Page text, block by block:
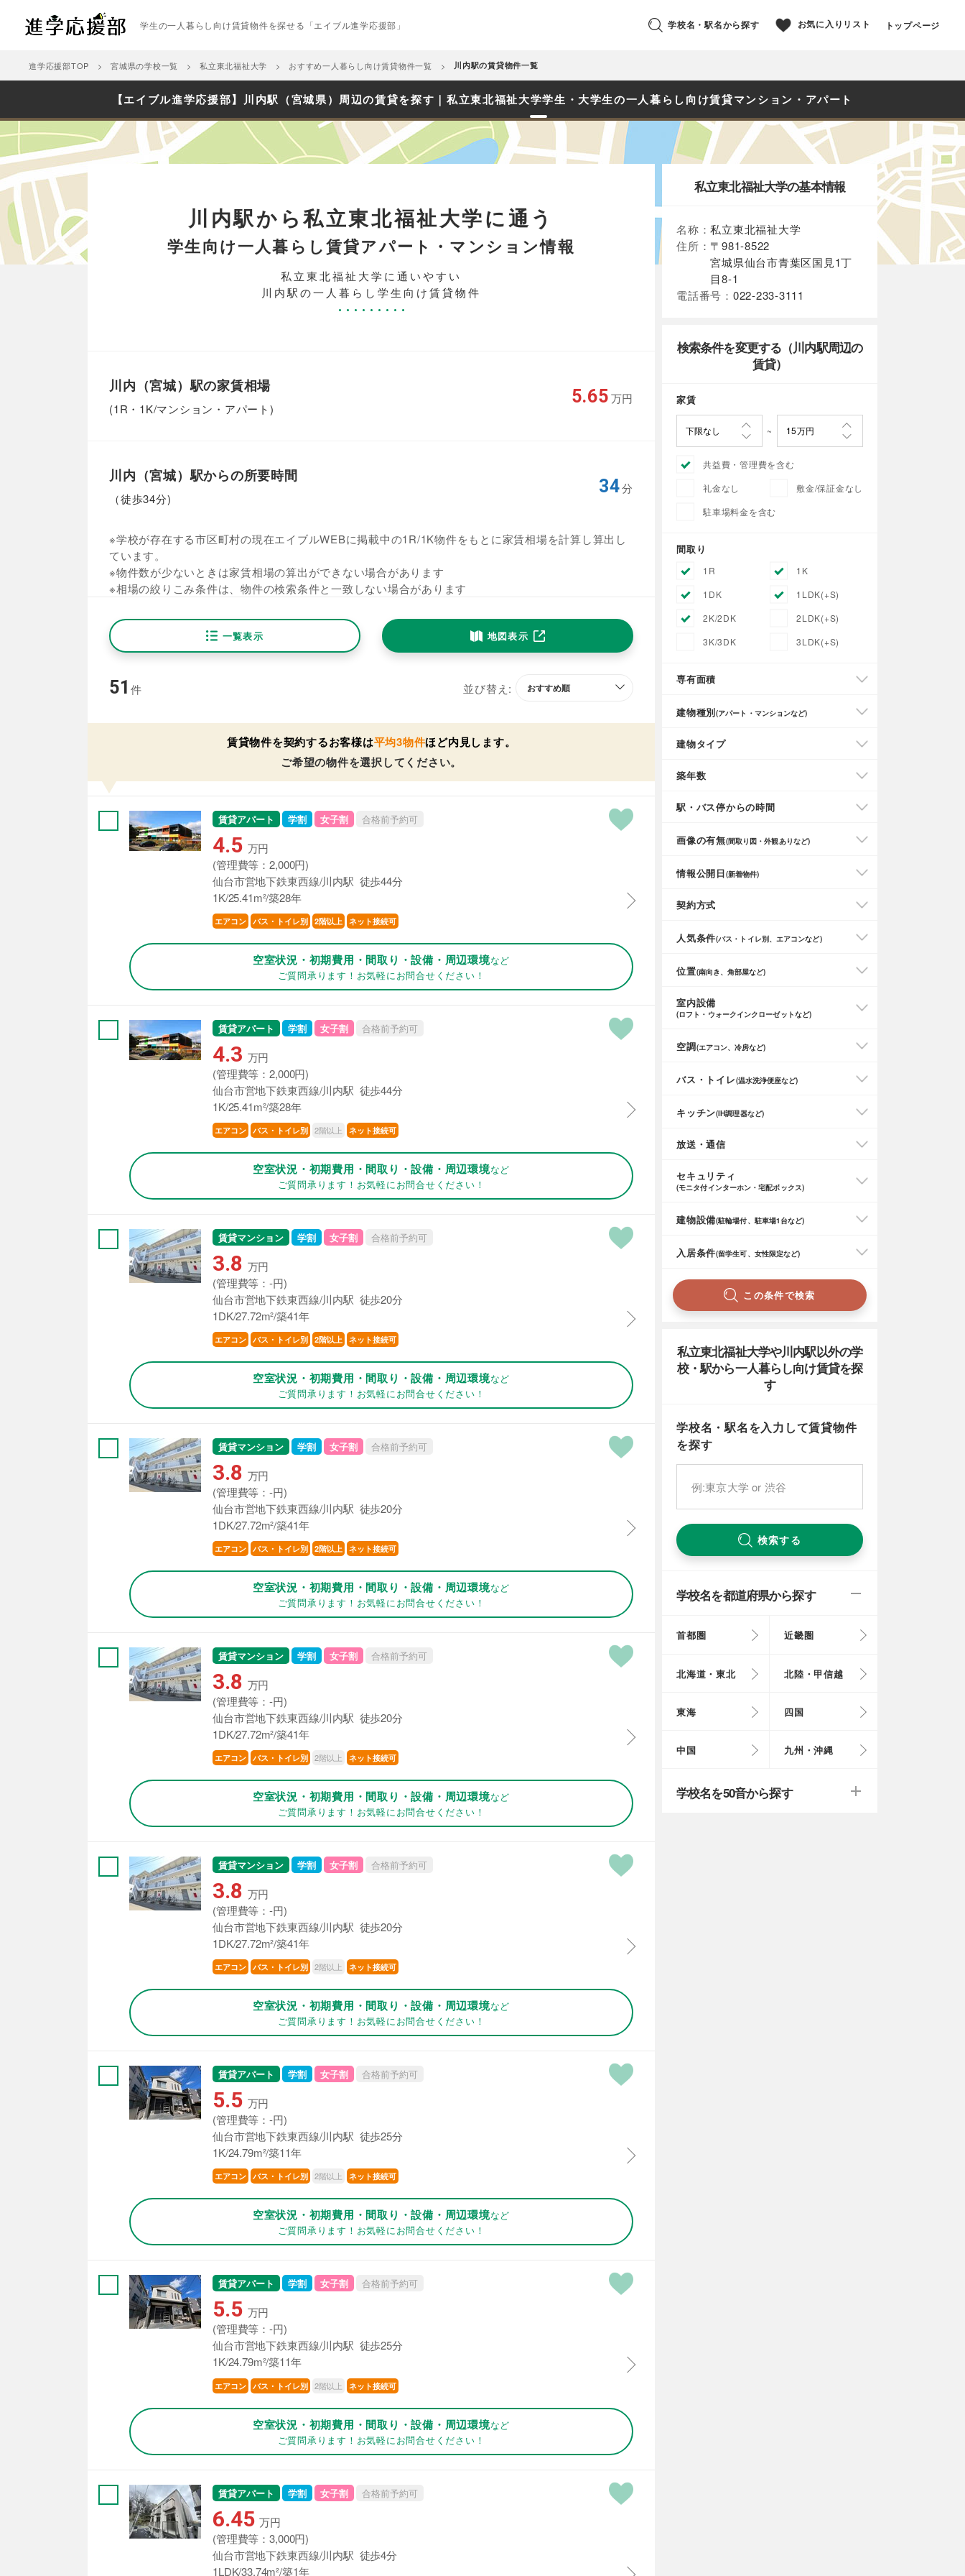
学生の一人暮らし向け賃貸物件を探せる「エイブル進学応援部」 学校名・駅名から探す お気に入りリスト トップページ
進学応援部TOP 宮城県の学校一覧 私立東北福祉大学 おすすめ一人暮らし向け賃貸物件一覧 川内駅の賃貸物件一覧
【エイブル進学応援部】川内駅（宮城県）周辺の賃貸を探す｜私立東北福祉大学学生・大学生の一人暮らし向け賃貸マンション・アパート
川内駅から私立東北福祉大学に通う
学生向け一人暮らし賃貸アパート・マンション情報
私立東北福祉大学に通いやすい
川内駅の一人暮らし学生向け賃貸物件
川内（宮城）駅の家賃相場
(1R・1K/マンション・アパート)
5.65万円
川内（宮城）駅からの所要時間
（徒歩34分)
34分
※学校が存在する市区町村の現在エイブルWEBに掲載中の1R/1K物件をもとに家賃相場を計算し算出し
ています。
※物件数が少ないときは家賃相場の算出ができない場合があります
※相場の絞りこみ条件は、物件の検索条件と一致しない場合があります
一覧表示 地図表示
51 件 並び替え:
賃貸物件を契約するお客様は平均3物件ほど内見します。
ご希望の物件を選択してください。
賃貸アパート 学割 女子割 合格前予約可
4.5 万円
(管理費等：2,000円)
仙台市営地下鉄東西線/川内駅 徒歩44分
1K/25.41m²/築28年
エアコン バス・トイレ別 2階以上 ネット接続可
空室状況・初期費用・間取り・設備・周辺環境など
ご質問承ります！お気軽にお問合せください！
賃貸アパート 学割 女子割 合格前予約可
4.3 万円
(管理費等：2,000円)
仙台市営地下鉄東西線/川内駅 徒歩44分
1K/25.41m²/築28年
エアコン バス・トイレ別 2階以上 ネット接続可
空室状況・初期費用・間取り・設備・周辺環境など
ご質問承ります！お気軽にお問合せください！
賃貸マンション 学割 女子割 合格前予約可
3.8 万円
(管理費等：-円)
仙台市営地下鉄東西線/川内駅 徒歩20分
1DK/27.72m²/築41年
エアコン バス・トイレ別 2階以上 ネット接続可
空室状況・初期費用・間取り・設備・周辺環境など
ご質問承ります！お気軽にお問合せください！
賃貸マンション 学割 女子割 合格前予約可
3.8 万円
(管理費等：-円)
仙台市営地下鉄東西線/川内駅 徒歩20分
1DK/27.72m²/築41年
エアコン バス・トイレ別 2階以上 ネット接続可
空室状況・初期費用・間取り・設備・周辺環境など
ご質問承ります！お気軽にお問合せください！
賃貸マンション 学割 女子割 合格前予約可
3.8 万円
(管理費等：-円)
仙台市営地下鉄東西線/川内駅 徒歩20分
1DK/27.72m²/築41年
エアコン バス・トイレ別 2階以上 ネット接続可
空室状況・初期費用・間取り・設備・周辺環境など
ご質問承ります！お気軽にお問合せください！
賃貸マンション 学割 女子割 合格前予約可
3.8 万円
(管理費等：-円)
仙台市営地下鉄東西線/川内駅 徒歩20分
1DK/27.72m²/築41年
エアコン バス・トイレ別 2階以上 ネット接続可
空室状況・初期費用・間取り・設備・周辺環境など
ご質問承ります！お気軽にお問合せください！
賃貸アパート 学割 女子割 合格前予約可
5.5 万円
(管理費等：-円)
仙台市営地下鉄東西線/川内駅 徒歩25分
1K/24.79m²/築11年
エアコン バス・トイレ別 2階以上 ネット接続可
空室状況・初期費用・間取り・設備・周辺環境など
ご質問承ります！お気軽にお問合せください！
賃貸アパート 学割 女子割 合格前予約可
5.5 万円
(管理費等：-円)
仙台市営地下鉄東西線/川内駅 徒歩25分
1K/24.79m²/築11年
エアコン バス・トイレ別 2階以上 ネット接続可
空室状況・初期費用・間取り・設備・周辺環境など
ご質問承ります！お気軽にお問合せください！
賃貸アパート 学割 女子割 合格前予約可
6.45 万円
(管理費等：3,000円)
仙台市営地下鉄東西線/川内駅 徒歩4分
1LDK/33.74m²/築1年
私立東北福祉大学の基本情報
名称：私立東北福祉大学
住所： 〒981-8522
宮城県仙台市青葉区国見1丁
目8-1
電話番号： 022-233-3111
検索条件を変更する（川内駅周辺の
賃貸）
家賃
共益費・管理費を含む
礼金なし
敷金/保証金なし
駐車場料金を含む
間取り
1R
1K
1DK
1LDK(+S)
2K/2DK
2LDK(+S)
3K/3DK
3LDK(+S)
専有面積
建物種別(アパート・マンションなど)
建物タイプ
築年数
駅・バス停からの時間
画像の有無(間取り図・外観ありなど)
情報公開日(新着物件)
契約方式
人気条件(バス・トイレ別、エアコンなど)
位置(南向き、角部屋など)
室内設備
(ロフト・ウォークインクローゼットなど)
空調(エアコン、冷房など)
バス・トイレ(温水洗浄便座など)
キッチン(IH調理器など)
放送・通信
セキュリティ
(モニタ付インターホン・宅配ボックス)
建物設備(駐輪場付、駐車場1台など)
入居条件(留学生可、女性限定など)
この条件で検索
私立東北福祉大学や川内駅以外の学
校・駅から一人暮らし向け賃貸を探
す
学校名・駅名を入力して賃貸物件
を探す
検索する
学校名を都道府県から探す
首都圏 近畿圏
北海道・東北 北陸・甲信越
東海 四国
中国 九州・沖縄
学校名を50音から探す